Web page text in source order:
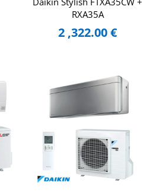
RXA35A
2 ,322.00€